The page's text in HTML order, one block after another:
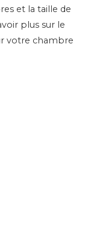
et la taille de
plus sur le
votre chambre